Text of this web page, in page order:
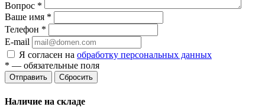
Вопрос *
Ваше имя *
Телефон *
E-mail
Я согласен на обработку персональных данных
* — обязательные поля
Отправить Сбросить
Наличие на складе